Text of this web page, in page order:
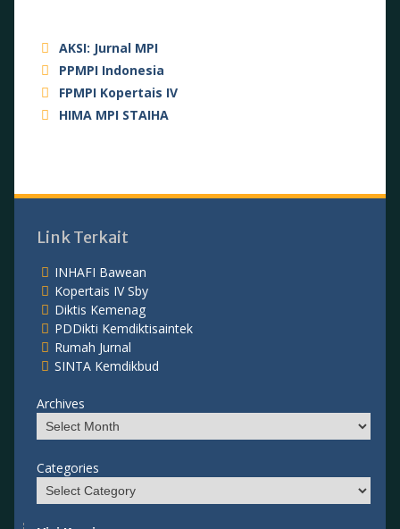
AKSI: Jurnal MPI
PPMPI Indonesia
FPMPI Kopertais IV
HIMA MPI STAIHA
Link Terkait
INHAFI Bawean
Kopertais IV Sby
Diktis Kemenag
PDDikti Kemdiktisaintek
Rumah Jurnal
SINTA Kemdikbud
Archives
Categories